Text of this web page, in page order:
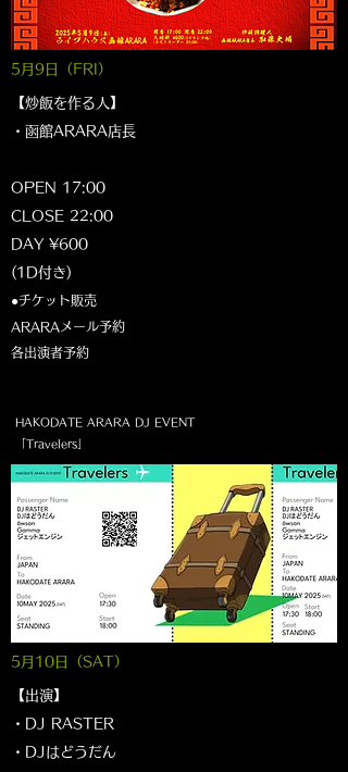
5月9日（FRI）
【炒飯を作る人】
・函館ARARA店長
OPEN 17:00
CLOSE 22:00
DAY ¥600
(1D付き)​
●チケット販売
ARARAメール予約
各出演者予約​
HAKODATE ARARA DJ EVENT
「Travelers」
5月10 日（SAT）
【出演】
・DJ RASTER
・DJはどうだん